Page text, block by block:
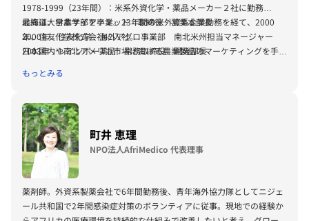
1978-1999（23年間）：米系外資化学・薬品メーカー２社に勤務
最終は、日本サイアナミッド 取締役 営業本部長
2000年：住友化学 海外アグロ事業部 南北米州担当マネージャー
2003年：レインボー薬品 常務取締役 開発部長
2013-2020年：認定NPO法人 Malaria NO MORE Japan専務理事
北海道大学農学部を卒業。23年間の米外資系企業勤務を経て、2000
年、住友化学株式会社に入社。
日本国内や南北アメリカ市場における農業製品のマーケティングを手が
2007年、アフリカのタンザニアでマラリア予防蚊帳「オリセットネッ
現地の合弁会社・工場の開設、年間3000万張りの生産体制、アフリカ
での販売組織の確立、研究所の設立などを行い、事業を軌道に乗せた実
績を持つ。2013年に日本で初めてのマラリアに特化したNPO法人を立
ち上げ、専務理事に就任、その後顧問現在に至る。
イベントや講演によるマラリア啓発活動や グロービス企業研修での講
師を務める。また、これまでの経験を生かしてグローバル企業の海外ビ
ジネス研修、スタートアップ企業のアフリカ進出支援など幅広い分野で
活動している。
もっとみる
町井 恵理
NPO法人AfriMedico 代表理事
薬剤師。外資系製薬会社で6年間勤務後、青年海外協力隊としてニジェ
ール共和国で2年間感染症対策のボランティアに従事。現地での経験か